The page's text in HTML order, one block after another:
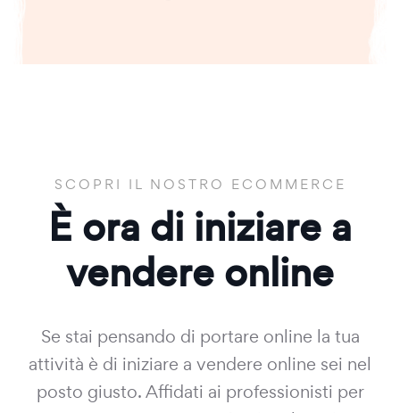
SCOPRI IL NOSTRO ECOMMERCE
È ora di iniziare a
vendere online
Se stai pensando di portare online la tua
attività è di iniziare a vendere online sei nel
posto giusto. Affidati ai professionisti per